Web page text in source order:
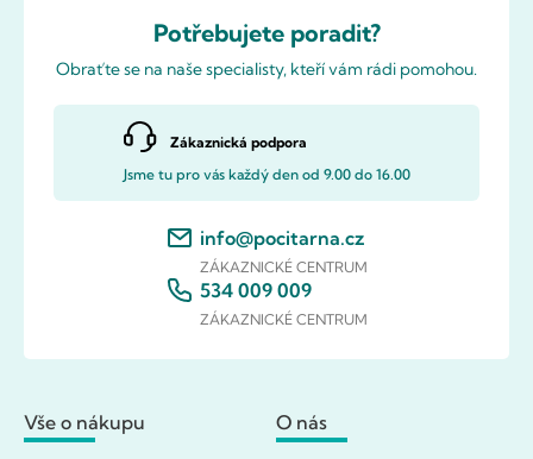
Potřebujete poradit?
Obraťte se na naše specialisty, kteří vám rádi pomohou.
Zákaznická podpora
Jsme tu pro vás každý den od 9.00 do 16.00
info@pocitarna.cz
ZÁKAZNICKÉ CENTRUM
534 009 009
ZÁKAZNICKÉ CENTRUM
Vše o nákupu O nás